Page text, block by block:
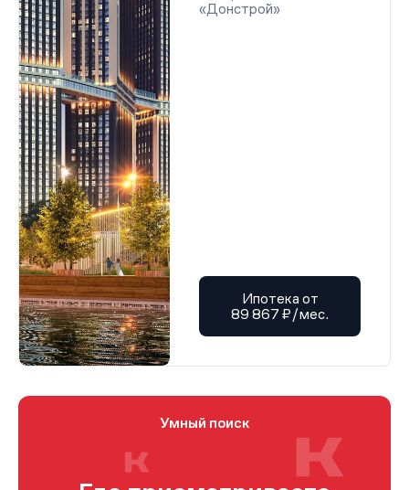
«Донстрой»
Ипотека от
89 867 ₽/мес.
Умный поиск